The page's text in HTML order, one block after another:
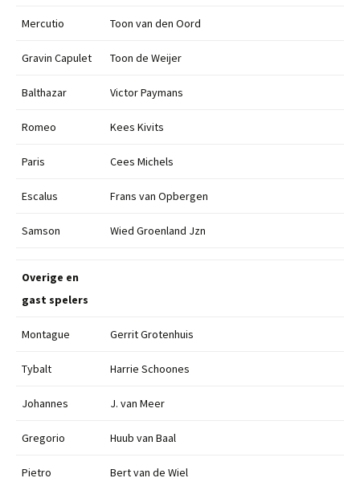
Mercutio Toon van den Oord
Gravin Capulet Toon de Weijer
Balthazar Victor Paymans
Romeo Kees Kivits
Paris Cees Michels
Escalus Frans van Opbergen
Samson Wied Groenland Jzn
Overige en
gast spelers
Montague Gerrit Grotenhuis
Tybalt Harrie Schoones
Johannes J. van Meer
Gregorio Huub van Baal
Pietro Bert van de Wiel